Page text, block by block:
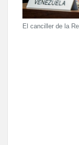
El canciller de la